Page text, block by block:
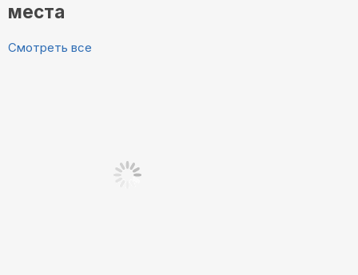
места
Смотреть все